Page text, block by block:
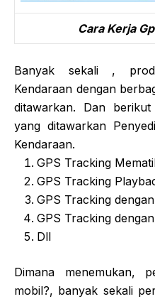
Cara Kerja
Banyak sekali ,
Kendaraan dengan
ditawarkan. Dan
yang ditawarkan
Kendaraan.
GPS Tracking
GPS Tracking
GPS Tracking
GPS Tracking
Dll
Dimana menemukan,
mobil?, banyak sekali